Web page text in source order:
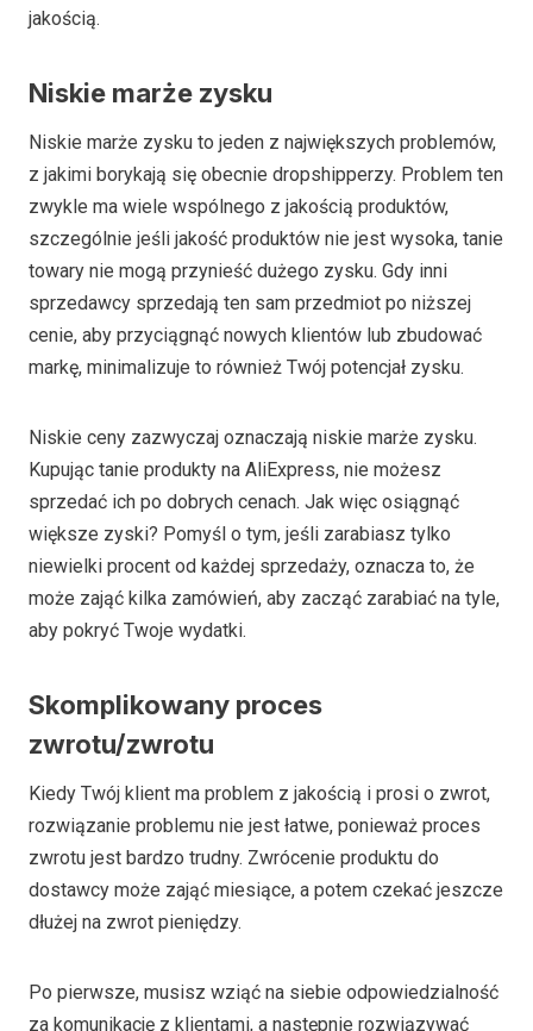
jakością.
Niskie marże zysku
Niskie marże zysku to jeden z największych problemów,
z jakimi borykają się obecnie dropshipperzy. Problem ten
zwykle ma wiele wspólnego z jakością produktów,
szczególnie jeśli jakość produktów nie jest wysoka, tanie
towary nie mogą przynieść dużego zysku. Gdy inni
sprzedawcy sprzedają ten sam przedmiot po niższej
cenie, aby przyciągnąć nowych klientów lub zbudować
markę, minimalizuje to również Twój potencjał zysku.
Niskie ceny zazwyczaj oznaczają niskie marże zysku.
Kupując tanie produkty na AliExpress, nie możesz
sprzedać ich po dobrych cenach. Jak więc osiągnąć
większe zyski? Pomyśl o tym, jeśli zarabiasz tylko
niewielki procent od każdej sprzedaży, oznacza to, że
może zająć kilka zamówień, aby zacząć zarabiać na tyle,
aby pokryć Twoje wydatki.
Skomplikowany proces
zwrotu/zwrotu
Kiedy Twój klient ma problem z jakością i prosi o zwrot,
rozwiązanie problemu nie jest łatwe, ponieważ proces
zwrotu jest bardzo trudny. Zwrócenie produktu do
dostawcy może zająć miesiące, a potem czekać jeszcze
dłużej na zwrot pieniędzy.
Po pierwsze, musisz wziąć na siebie odpowiedzialność
za komunikację z klientami, a następnie rozwiązywać